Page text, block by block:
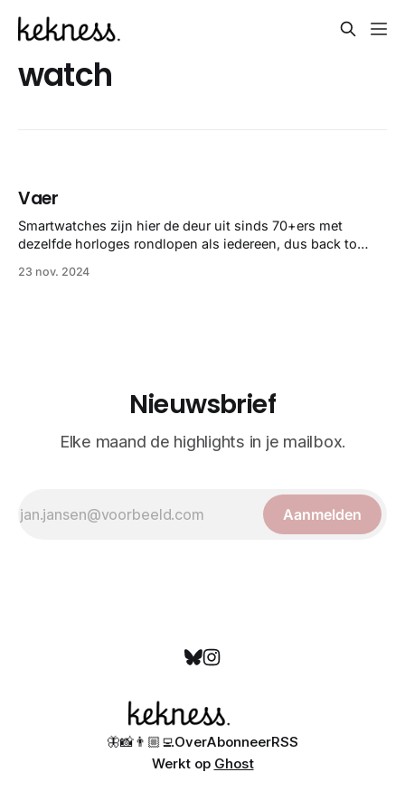
watch
Vaer
Smartwatches zijn hier de deur uit sinds 70+ers met
dezelfde horloges rondlopen als iedereen, dus back to
de wijzerplaten, want deze kleuren zijn echt alles dat ik
23 nov. 2024
Nieuwsbrief
Elke maand de highlights in je mailbox.
Aanmelden
🦋📸👨🏼‍💻OverAbonneerRSS
Werkt op Ghost